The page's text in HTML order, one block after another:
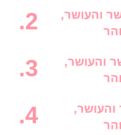
והעושר,
והעושר,